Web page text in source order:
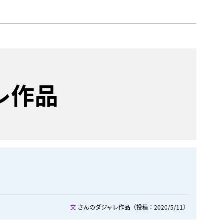
作品
文 さんのダジャレ作品 （投稿：2020/5/11）